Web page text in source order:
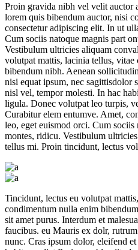
Proin gravida nibh vel velit auctor
lorem quis bibendum auctor, nisi
consectetur adipiscing elit. In ut
Cum sociis natoque magnis part
Vestibulum ultricies aliquam
volutpat mattis, lacinia tellus,
bibendum nibh. Aenean
nisi equat ipsum, nec sagittisdolor
nisl vel, tempor molesti. In hac
ligula. Donec volutpat leo turpis,
Curabitur elem entumve. Amet,
leo, eget euismod orci. Cum sociis
montes, ridicu. Vestibulum
tellus mi. Proin tincidunt, lectus
Tincidunt, lectus eu volutpat
condimentum nulla enim
sit amet purus. Interdum et
faucibus. eu Mauris ex dolr,
nunc. Cras ipsum dolor, eleifend